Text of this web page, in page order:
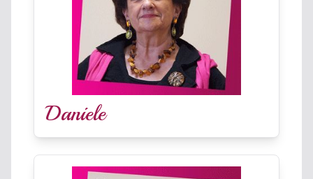
Daniele